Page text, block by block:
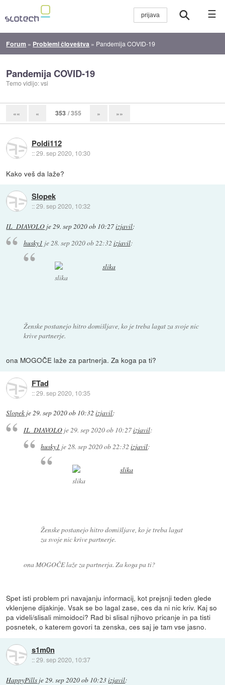
☰
Forum » Problemi človeštva » Pandemija COVID-19
Pandemija COVID-19
Temo vidijo: vsi
«« « 353 / 355 » »»
Poldi112
::29. sep 2020, 10:30
Kako veš da laže?
Slopek
::29. sep 2020, 10:32
IL_DIAVOLO je29. sep 2020 ob 10:27izjavil:
husky1 je28. sep 2020 ob 22:32 izjavil:
slika
Ženske postanejo hitro domišljave, ko je treba lagat za svoje nic
krive partnerje.
ona MOGOČE laže za partnerja. Za koga pa ti?
FTad
::29. sep 2020, 10:35
Slopek je29. sep 2020 ob 10:32 izjavil:
IL_DIAVOLOje29. sep 2020 ob 10:27izjavil:
husky1 je 28. sep 2020 ob 22:32izjavil:
slika
Ženske postanejo hitro domišljave, ko je treba lagat
za svoje nic krive partnerje.
ona MOGOČE laže za partnerja. Za koga pa ti?
Spet isti problem pri navajanju informacij, kot prejsnji teden glede
vklenjene dijakinje. Vsak se bo lagal zase, ces da ni nic kriv. Kaj so
pa videli/slisali mimoidoci? Rad bi slisal njihovo pricanje in pa tisti
posnetek, o katerem govori ta zenska, ces saj je tam vse jasno.
s1m0n
::29. sep 2020, 10:37
HappyPills je 29. sep 2020 ob 10:23izjavil: